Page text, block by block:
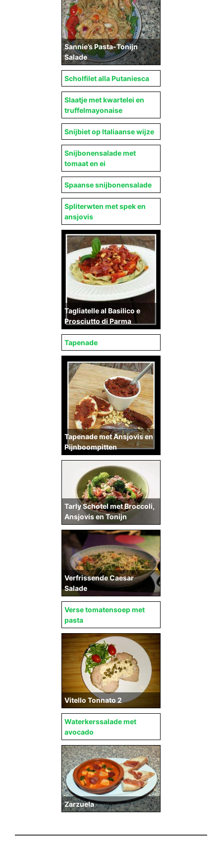
Sannie’s Pasta-Tonijn
Salade
Scholfilet alla Putaniesca
Slaatje met kwartelei en
truffelmayonaise
Snijbiet op Italiaanse wijze
Snijbonensalade met
tomaat en ei
Spaanse snijbonensalade
Spliterwten met spek en
ansjovis
Tagliatelle al Basilico e
Prosciutto di Parma
Tapenade
Tapenade met Ansjovis en
Pijnboompitten
Tarly Schotel met Broccoli,
Ansjovis en Tonijn
Verfrissende Caesar
Salade
Verse tomatensoep met
pasta
Vitello Tonnato 2
Waterkerssalade met
avocado
Zarzuela